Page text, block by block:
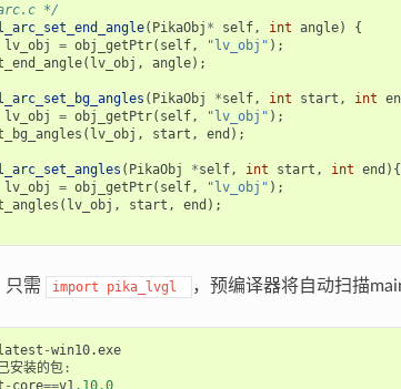
*/
( PikaObj * self, int angle)
{
lv_obj = obj_getPtr( self, "lv_obj" );
( lv_obj , angle);
( PikaObj *self, int start , int
lv_obj = obj_getPtr( self, "lv_obj" );
( lv_obj , start , end );
( PikaObj *self, int start , int end ){
lv_obj = obj_getPtr( self, "lv_obj" );
( lv_obj , start , end );
只需 import pika_lvgl ，预编译器将自动扫描
-win10.exe
安装的包:
- core==v1.10.0